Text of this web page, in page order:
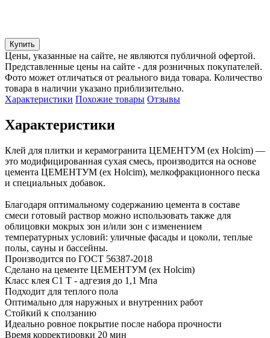
Купить
Цены, указанные на сайте, не являются публичной офертой.
Представленные цены на сайте - для розничных покупателей.
Фото может отличаться от реального вида товара. Количество
товара в наличии указано приблизительно.
Характеристики Похожие товары Отзывы
Характеристики
Клей для плитки и керамогранита ЦЕМЕНТУМ (ex Holcim) —
это модифицированная сухая смесь, производится на основе
цемента ЦЕМЕНТУМ (ex Holcim), мелкофракционного песка
и специальных добавок.
Благодаря оптимальному содержанию цемента в составе
смеси готовый раствор можно использовать также для
облицовки мокрых зон и/или зон с изменением
температурных условий: уличные фасады и цоколи, теплые
полы, сауны и бассейны.
Производится по ГОСТ 56387-2018
Сделано на цементе ЦЕМЕНТУМ (ex Holcim)
Класс клея С1 Т - адгезия до 1,1 Мпа
Подходит для теплого пола
Оптимально для наружных и внутренних работ
Стойкий к сползанию
Идеально ровное покрытие после набора прочности
Время корректировки 20 мин